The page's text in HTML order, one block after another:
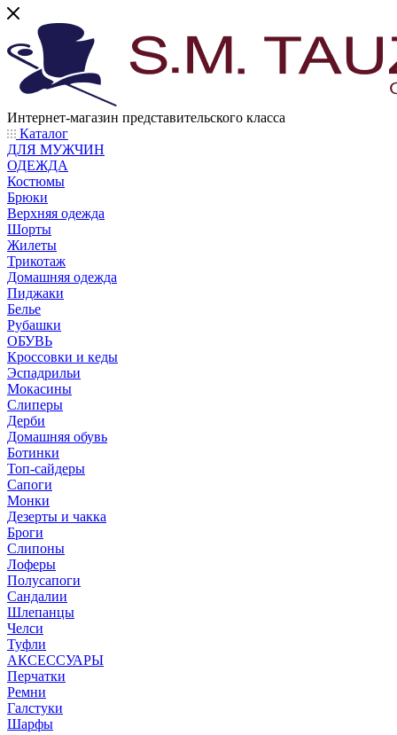
Интернет-магазин представительского класса
Каталог
ДЛЯ МУЖЧИН
ОДЕЖДА
Костюмы
Брюки
Верхняя одежда
Шорты
Жилеты
Трикотаж
Домашняя одежда
Пиджаки
Белье
Рубашки
ОБУВЬ
Кроссовки и кеды
Эспадрильи
Мокасины
Слиперы
Дерби
Домашняя обувь
Ботинки
Топ-сайдеры
Сапоги
Монки
Дезерты и чакка
Броги
Слипоны
Лоферы
Полусапоги
Сандалии
Шлепанцы
Челси
Туфли
АКСЕССУАРЫ
Перчатки
Ремни
Галстуки
Шарфы